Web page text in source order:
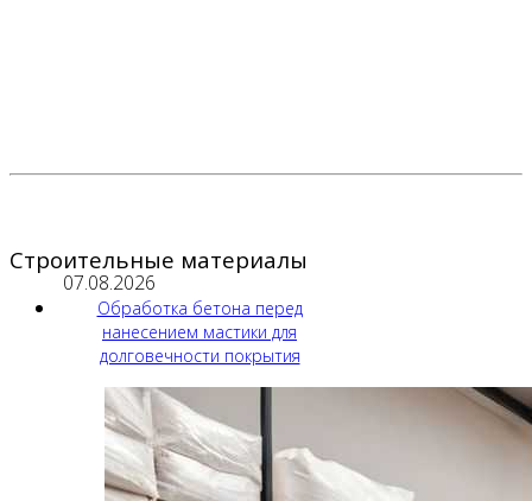
Строительные материалы
07.08.2026
Обработка бетона перед
нанесением мастики для
долговечности покрытия